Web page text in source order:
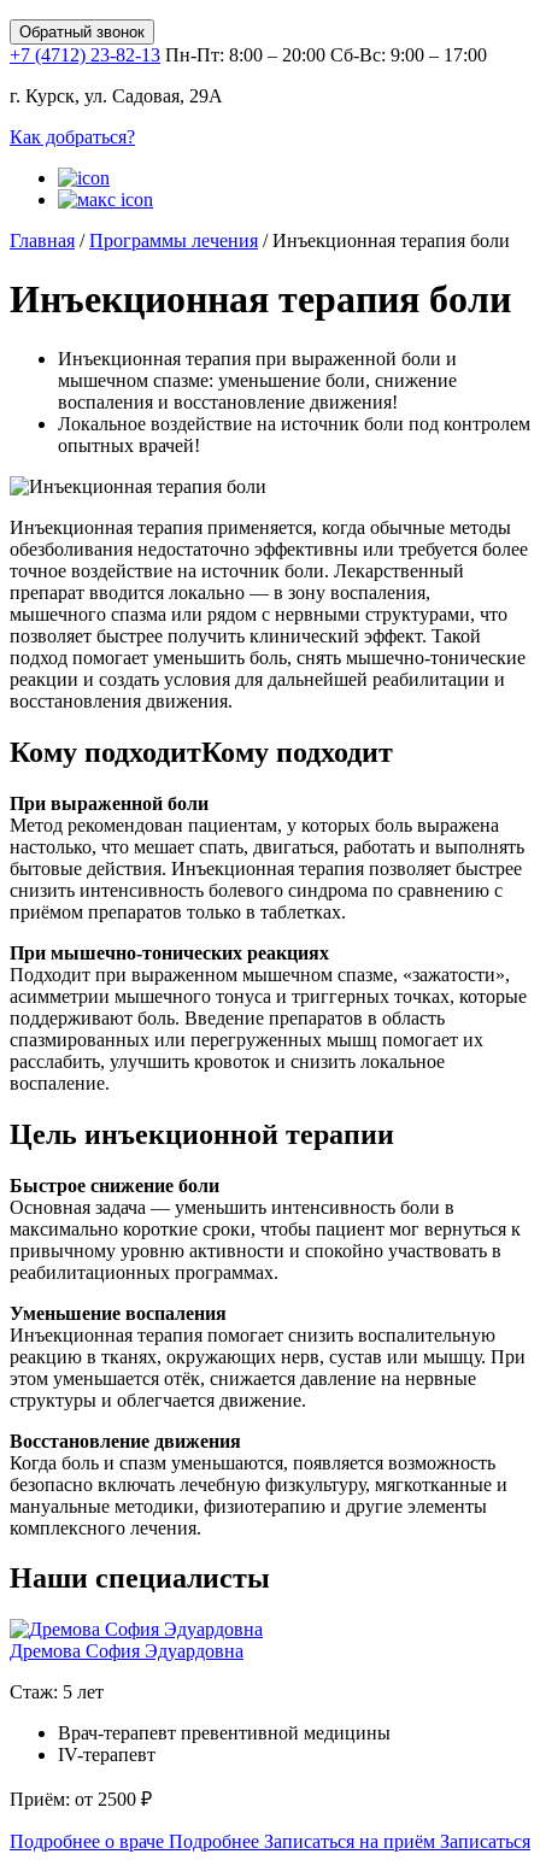
Обратный звонок
+7 (4712) 23-82-13 Пн-Пт: 8:00 – 20:00 Сб-Вс: 9:00 – 17:00
г. Курск, ул. Садовая, 29А
Как добраться?
Главная /Программы лечения /Инъекционная терапия боли
Инъекционная терапия боли
Инъекционная терапия при выраженной боли и
мышечном спазме: уменьшение боли, снижение
воспаления и восстановление движения!
Локальное воздействие на источник боли под контролем
опытных врачей!
Инъекционная терапия применяется, когда обычные методы
обезболивания недостаточно эффективны или требуется более
точное воздействие на источник боли. Лекарственный
препарат вводится локально — в зону воспаления,
мышечного спазма или рядом с нервными структурами, что
позволяет быстрее получить клинический эффект. Такой
подход помогает уменьшить боль, снять мышечно-тонические
реакции и создать условия для дальнейшей реабилитации и
восстановления движения.
Кому подходитКому подходит
При выраженной боли
Метод рекомендован пациентам, у которых боль выражена
настолько, что мешает спать, двигаться, работать и выполнять
бытовые действия. Инъекционная терапия позволяет быстрее
снизить интенсивность болевого синдрома по сравнению с
приёмом препаратов только в таблетках.
При мышечно-тонических реакциях
Подходит при выраженном мышечном спазме, «зажатости»,
асимметрии мышечного тонуса и триггерных точках, которые
поддерживают боль. Введение препаратов в область
спазмированных или перегруженных мышц помогает их
расслабить, улучшить кровоток и снизить локальное
воспаление.
Цель инъекционной терапии
Быстрое снижение боли
Основная задача — уменьшить интенсивность боли в
максимально короткие сроки, чтобы пациент мог вернуться к
привычному уровню активности и спокойно участвовать в
реабилитационных программах.
Уменьшение воспаления
Инъекционная терапия помогает снизить воспалительную
реакцию в тканях, окружающих нерв, сустав или мышцу. При
этом уменьшается отёк, снижается давление на нервные
структуры и облегчается движение.
Восстановление движения
Когда боль и спазм уменьшаются, появляется возможность
безопасно включать лечебную физкультуру, мягкотканные и
мануальные методики, физиотерапию и другие элементы
комплексного лечения.
Наши специалисты
Дремова София Эдуардовна
Стаж: 5 лет
Врач-терапевт превентивной медицины
IV-терапевт
Приём: от 2500 ₽
Подробнее о враче Подробнее Записаться на приём Записаться